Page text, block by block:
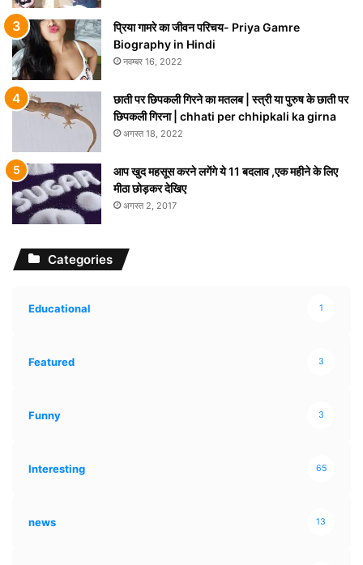
प्रिया गामरे का जीवन परिचय- Priya Gamre
Biography in Hindi
नवम्बर 16, 2022
छाती पर छिपकली गिरने का मतलब | स्त्री या पुरुष के छाती पर
छिपकली गिरना | chhati per chhipkali ka girna
अगस्त 18, 2022
आप खुद महसूस करने लगेंगे ये 11 बदलाव ,एक महीने के लिए
मीठा छोड़कर देखिए
अगस्त 2, 2017
Categories
Educational 1
Featured 3
Funny 3
Interesting 65
news 13